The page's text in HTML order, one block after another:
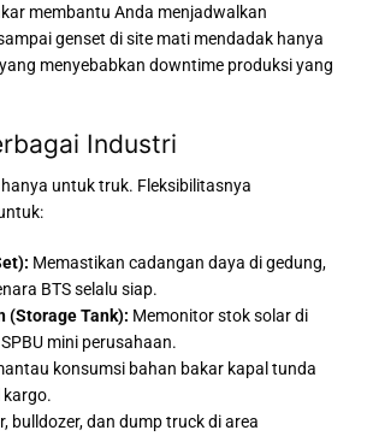
membantu Anda menjadwalkan
genset di site mati mendadak hanya
menyebabkan downtime produksi yang
Industri
untuk truk. Fleksibilitasnya
Memastikan cadangan daya di gedung,
BTS selalu siap.
(Storage Tank): Memonitor stok solar di
mini perusahaan.
konsumsi bahan bakar kapal tunda
bulldozer, dan dump truck di area